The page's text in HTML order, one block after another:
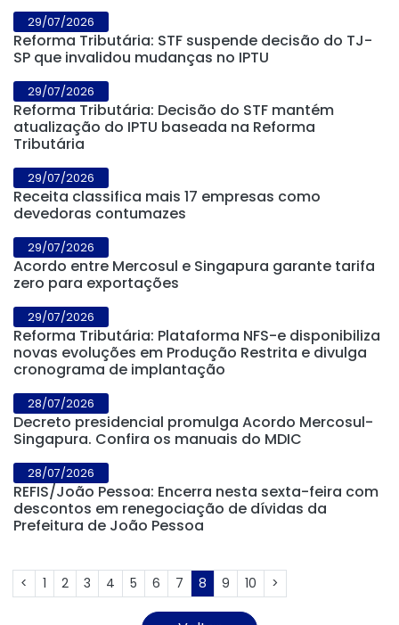
29/07/2026
Reforma Tributária: STF suspende decisão do TJ-
SP que invalidou mudanças no IPTU
29/07/2026
Reforma Tributária: Decisão do STF mantém
atualização do IPTU baseada na Reforma
Tributária
29/07/2026
Receita classifica mais 17 empresas como
devedoras contumazes
29/07/2026
Acordo entre Mercosul e Singapura garante tarifa
zero para exportações
29/07/2026
Reforma Tributária: Plataforma NFS-e disponibiliza
novas evoluções em Produção Restrita e divulga
cronograma de implantação
28/07/2026
Decreto presidencial promulga Acordo Mercosul-
Singapura. Confira os manuais do MDIC
28/07/2026
REFIS/João Pessoa: Encerra nesta sexta-feira com
descontos em renegociação de dívidas da
Prefeitura de João Pessoa
< 1 2 3 4 5 6 7 8 9 10 >